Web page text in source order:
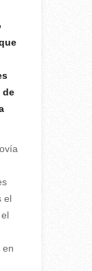
de
el
en